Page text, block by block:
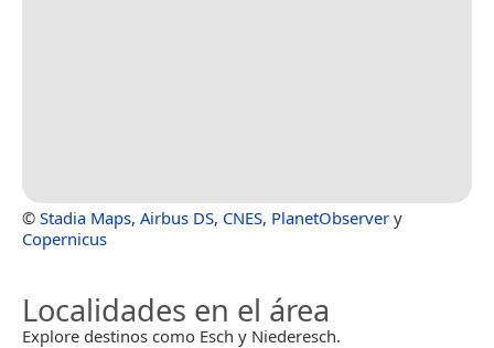
© Stadia Maps, Airbus DS, CNES, PlanetObserver y
Copernicus
Localidades en el área
Explore destinos como Esch y Niederesch.